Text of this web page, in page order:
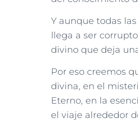
Y aunque todas
llega a ser
divino que deja
Por eso creemos
divina, en el
Eterno, en la
el viaje alrededor